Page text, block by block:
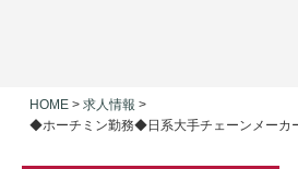
HOME > 求人情報 >
◆ホーチミン勤務◆日系大手チェーンメーカ